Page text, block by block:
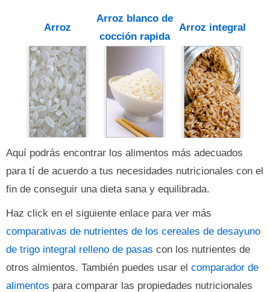
Arroz
Arroz blanco de
cocción rapida
Arroz integral
Aquí podrás encontrar los alimentos más adecuados
para tí de acuerdo a tus necesidades nutricionales con el
fin de conseguir una dieta sana y equilibrada.
Haz click en el siguiente enlace para ver más
comparativas de nutrientes de los cereales de desayuno
de trigo integral relleno de pasas con los nutrientes de
otros almientos. También puedes usar el comparador de
alimentos para comparar las propiedades nutricionales